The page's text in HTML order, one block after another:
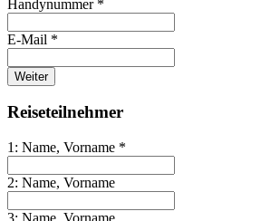
Handynummer *
E-Mail *
Weiter
Reiseteilnehmer
1: Name, Vorname *
2: Name, Vorname
3: Name, Vorname